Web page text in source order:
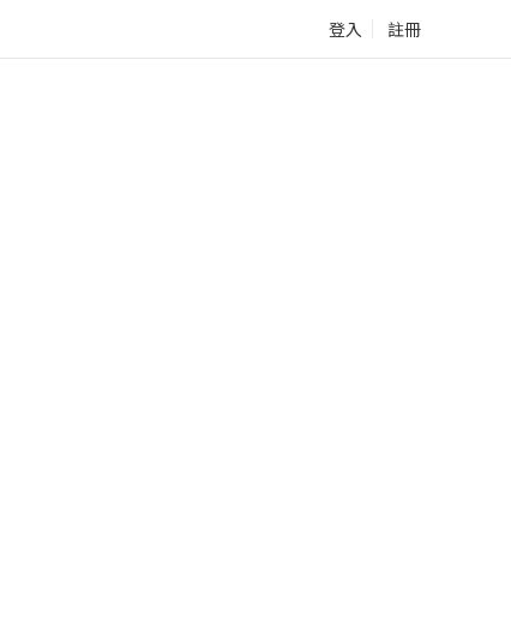
登入 註冊